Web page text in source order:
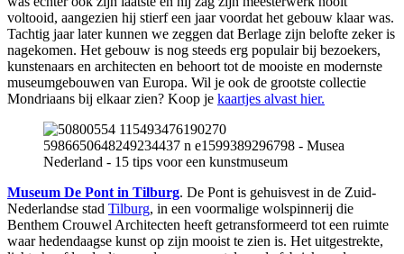
voltooid, aangezien hij stierf een jaar voordat het gebouw klaar was.
Tachtig jaar later kunnen we zeggen dat Berlage zijn belofte zeker is
nagekomen. Het gebouw is nog steeds erg populair bij bezoekers,
kunstenaars en architecten en behoort tot de mooiste en modernste
museumgebouwen van Europa. Wil je ook de grootste collectie
Mondriaans bij elkaar zien? Koop je kaartjes alvast hier.
Museum De Pont in Tilburg. De Pont is gehuisvest in de Zuid-
Nederlandse stad Tilburg, in een voormalige wolspinnerij die
Benthem Crouwel Architecten heeft getransformeerd tot een ruimte
waar hedendaagse kunst op zijn mooist te zien is. Het uitgestrekte,